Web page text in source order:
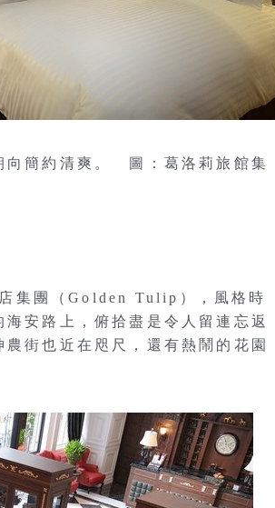
向簡約清爽。 圖：葛洛莉旅館集
集團（Golden Tulip），風格時
安路上，俯拾盡是令人留連忘返
街也近在咫尺，還有熱鬧的花園